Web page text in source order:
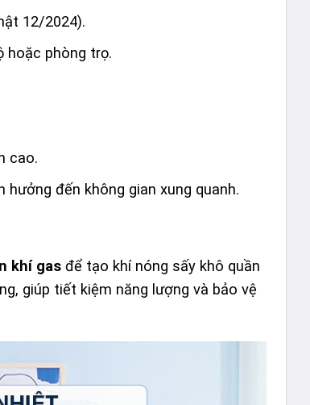
12/2024).
hoặc phòng trọ.
cao.
đến không gian xung quanh.
khí gas để tạo khí nóng sấy khô quần
giúp tiết kiệm năng lượng và bảo vệ